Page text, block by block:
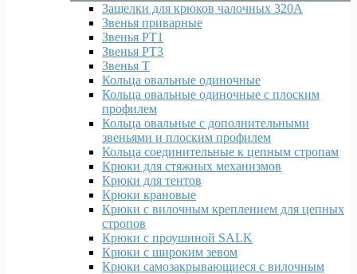
Защелки для крюков чалочных 320А
Звенья приварные
Звенья РТ1
Звенья РТ3
Звенья Т
Кольца овальные одиночные
Кольца овальные одиночные c плоским
профилем
Кольца овальные с дополнительными
звеньями и плоским профилем
Кольца соединительные к цепным стропам
Крюки для стяжных механизмов
Крюки для тентов
Крюки крановые
Крюки с вилочным креплением для цепных
стропов
Крюки с проушиной SALK
Крюки с широким зевом
Крюки самозакрывающиеся с вилочным